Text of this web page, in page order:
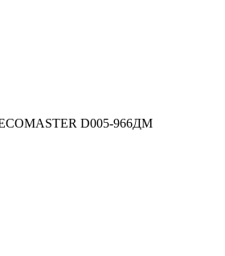
D005-966ДМ